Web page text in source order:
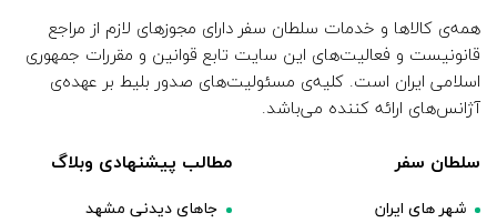
همه‌ی کالاها و خدمات سلطان سفر دارای مجوزهای لازم از مراجع
قانونیست و فعالیت‌های این سایت تابع قوانین و مقررات جمهوری
اسلامی ایران است. کلیه‌ی مسئولیت‌های صدور بلیط بر عهده‌ی
آژانس‌های ارائه کننده می‌باشد.
سلطان سفر
شهر های ایران
مطالب پیشنهادی وبلاگ
جاهای دیدنی مشهد